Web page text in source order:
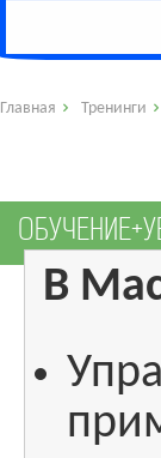
Главная Тренинги
В